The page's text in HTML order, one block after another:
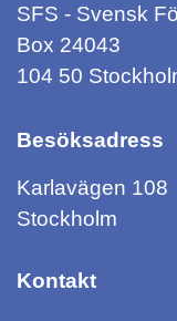
SFS - Svensk
Box 24043
104 50
Besöksadress
Karlavägen 108
Stockholm
Kontakt